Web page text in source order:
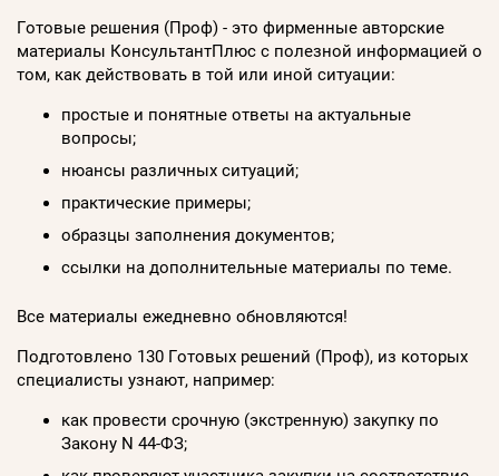
Готовые решения (Проф) - это фирменные авторские
материалы КонсультантПлюс с полезной информацией о
том, как действовать в той или иной ситуации:
простые и понятные ответы на актуальные
вопросы;
нюансы различных ситуаций;
практические примеры;
образцы заполнения документов;
ссылки на дополнительные материалы по теме.
Все материалы ежедневно обновляются!
Подготовлено 130 Готовых решений (Проф), из которых
специалисты узнают, например:
как провести срочную (экстренную) закупку по
Закону N 44-ФЗ;